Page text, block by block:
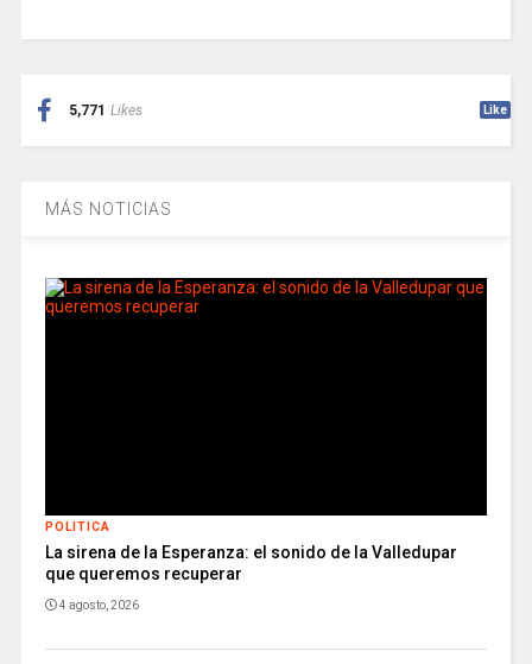
5,771 Likes Like
MÁS NOTICIAS
POLITICA
La sirena de la Esperanza: el sonido de la Valledupar
que queremos recuperar
4 agosto, 2026